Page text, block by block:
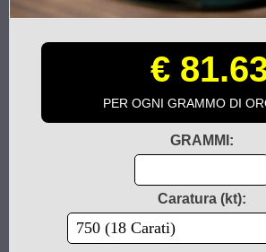
€
PER OGNI GRAMMO DI
GRAMMI:
Caratura (kt):